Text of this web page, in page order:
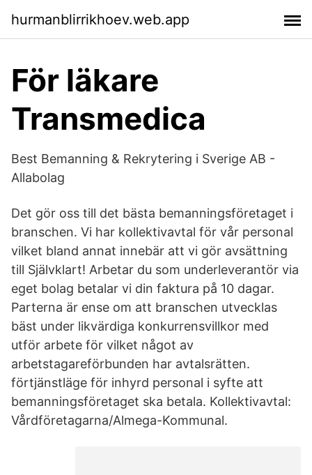
hurmanblirrikhoev.web.app
För läkare
Transmedica
Best Bemanning & Rekrytering i Sverige AB -
Allabolag
Det gör oss till det bästa bemanningsföretaget i
branschen. Vi har kollektivavtal för vår personal
vilket bland annat innebär att vi gör avsättning
till Självklart! Arbetar du som underleverantör via
eget bolag betalar vi din faktura på 10 dagar.
Parterna är ense om att branschen utvecklas
bäst under likvärdiga konkurrensvillkor med
utför arbete för vilket något av
arbetstagareförbunden har avtalsrätten.
förtjänstläge för inhyrd personal i syfte att
bemanningsföretaget ska betala. Kollektivavtal:
Vårdföretagarna/Almega-Kommunal.